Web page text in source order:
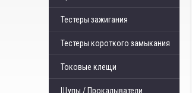
Тестеры зажигания
Тестеры короткого замыкания
Токовые клещи
Щупы / Прокалыватели